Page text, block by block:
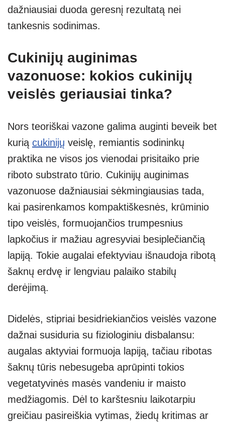
dažniausiai duoda geresnį rezultatą nei
tankesnis sodinimas.
Cukinijų auginimas
vazonuose: kokios cukinijų
veislės geriausiai tinka?
Nors teoriškai vazone galima auginti beveik bet
kurią cukinijų veislę, remiantis sodininkų
praktika ne visos jos vienodai prisitaiko prie
riboto substrato tūrio. Cukinijų auginimas
vazonuose dažniausiai sėkmingiausias tada,
kai pasirenkamos kompaktiškesnės, krūminio
tipo veislės, formuojančios trumpesnius
lapkočius ir mažiau agresyviai besiplečiančią
lapiją. Tokie augalai efektyviau išnaudoja ribotą
šaknų erdvę ir lengviau palaiko stabilų
derėjimą.
Didelės, stipriai besidriekiančios veislės vazone
dažnai susiduria su fiziologiniu disbalansu:
augalas aktyviai formuoja lapiją, tačiau ribotas
šaknų tūris nebesugeba aprūpinti tokios
vegetatyvinės masės vandeniu ir maisto
medžiagomis. Dėl to karštesniu laikotarpiu
greičiau pasireiškia vytimas, žiedų kritimas ar